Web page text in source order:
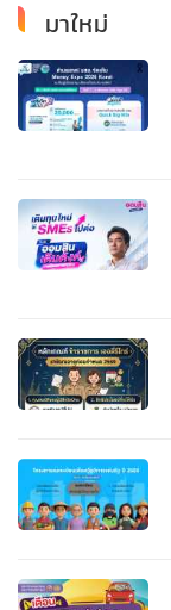
มาใหม่